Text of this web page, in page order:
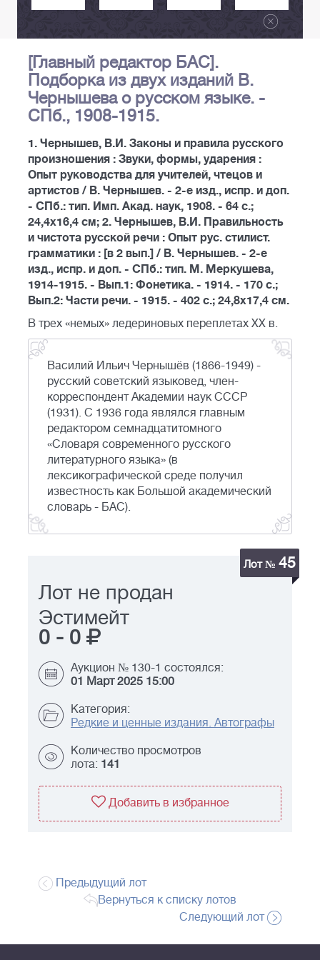
[Главный редактор БАС].
Подборка из двух изданий В.
Чернышева о русском языке. -
СПб., 1908-1915.
1. Чернышев, В.И. Законы и правила русского
произношения : Звуки, формы, ударения :
Опыт руководства для учителей, чтецов и
артистов / В. Чернышев. - 2-е изд., испр. и доп.
- СПб.: тип. Имп. Акад. наук, 1908. - 64 с.;
24,4х16,4 см; 2. Чернышев, В.И. Правильность
и чистота русской речи : Опыт рус. стилист.
грамматики : [в 2 вып.] / В. Чернышев. - 2-е
изд., испр. и доп. - СПб.: тип. М. Меркушева,
1914-1915. - Вып.1: Фонетика. - 1914. - 170 с.;
Вып.2: Части речи. - 1915. - 402 с.; 24,8х17,4 см.
В трех «немых» ледериновых переплетах ХХ в.
Василий Ильич Чернышёв (1866-1949) -
русский советский языковед, член-
корреспондент Академии наук СССР
(1931). С 1936 года являлся главным
редактором семнадцатитомного
«Словаря современного русского
литературного языка» (в
лексикографической среде получил
известность как Большой академический
словарь - БАС).
Лот № 45
Лот не продан
Эстимейт
0 - 0
Аукцион № 130-1 состоялся:
01 Март 2025 15:00
Категория:
Редкие и ценные издания. Автографы
Количество просмотров
лота: 141
Добавить в избранное
Предыдущий лот
Вернуться к списку лотов
Следующий лот